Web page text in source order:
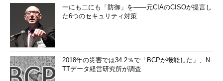
一にも二にも「防御」を――元CIAのCISOが提言し
た6つのセキュリティ対策
2018年の災害では34.2％で「BCPが機能した」、N
TTデータ経営研究所が調査